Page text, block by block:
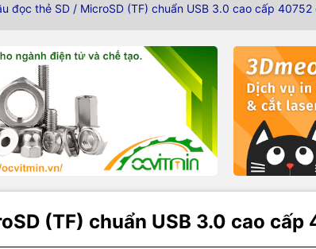
đọc thẻ SD / MicroSD (TF) chuẩn USB 3.0 cao cấp 40752
(TF) chuẩn USB 3.0 cao